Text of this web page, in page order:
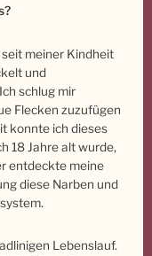
seit meiner Kindheit
und
schlug mir
Flecken zuzufügen
konnte ich dieses
18 Jahre alt wurde,
entdeckte meine
diese Narben und
Lebenslauf.